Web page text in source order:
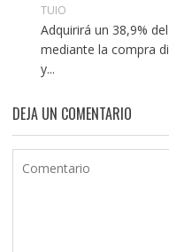
TUIO
Adquirirá un 38,9%
mediante la compra
y...
DEJA UN COMENTARIO